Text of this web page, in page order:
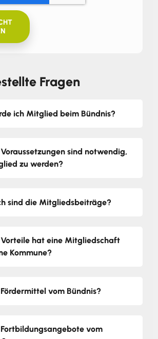
Fragen
ich Mitglied beim Bündnis?
Voraussetzungen sind notwendig,
zu werden?
sind die Mitgliedsbeiträge?
Vorteile hat eine Mitgliedschaft
Kommune?
vom Bündnis?
vom